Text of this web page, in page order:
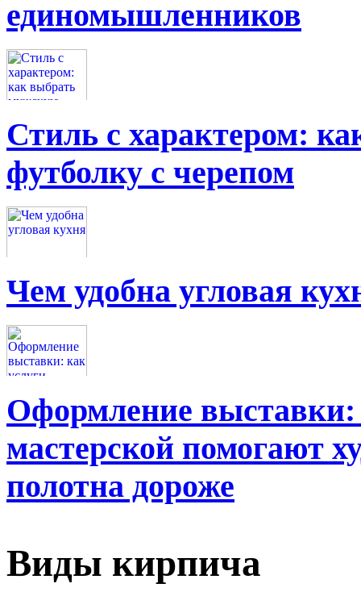
единомышленников
Стиль с характером:
футболку с черепом
Чем удобна угловая
Оформление выставки:
мастерской помогают
полотна дороже
Виды кирпича